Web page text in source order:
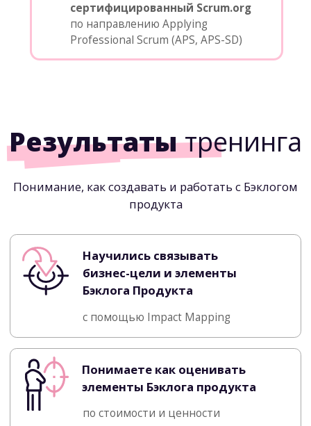
8 часов глубокого
погружения
в работу с Бэклогом
продукта
2 дня с 10:00 до 14:00 (МСК)